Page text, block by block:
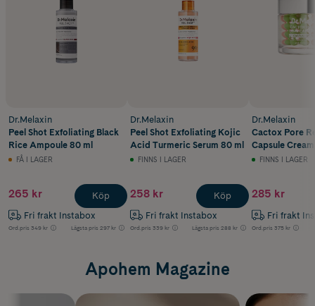
Dr.Melaxin
Peel Shot Exfoliating Black
Rice Ampoule 80 ml
FÅ I LAGER
265 kr
Fri frakt Instabox
Ord.pris 349 kr Lägsta pris 297 kr
Köp
Dr.Melaxin
Peel Shot Exfoliating Kojic
Acid Turmeric Serum 80 ml
FINNS I LAGER
258 kr
Fri frakt Instabox
Ord.pris 339 kr Lägsta pris 288 kr
Köp
Dr.Melaxin
Cactox Pore
Capsule
FINNS I LAGER
285 kr
Fri frakt
Ord.pris 375 kr
Apohem Magazine